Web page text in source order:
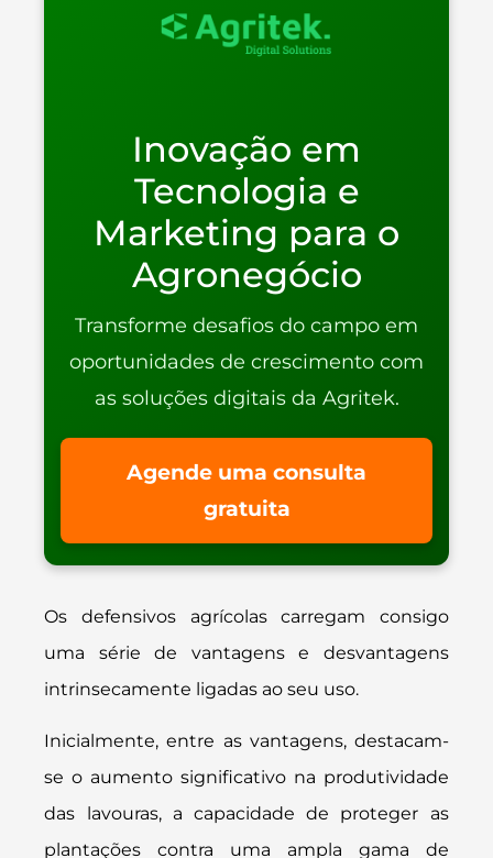
Inovação em
Tecnologia e
Marketing para o
Agronegócio
Transforme desafios do campo em
oportunidades de crescimento com
as soluções digitais da Agritek.
Agende uma consulta
gratuita
Os defensivos agrícolas carregam consigo
uma série de vantagens e desvantagens
intrinsecamente ligadas ao seu uso.
Inicialmente, entre as vantagens, destacam-
se o aumento significativo na produtividade
das lavouras, a capacidade de proteger as
plantações contra uma ampla gama de